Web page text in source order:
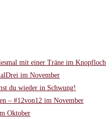
mit einer Träne im Knopfloch
im November
du wieder in Schwung!
– #12von12 im November
Oktober